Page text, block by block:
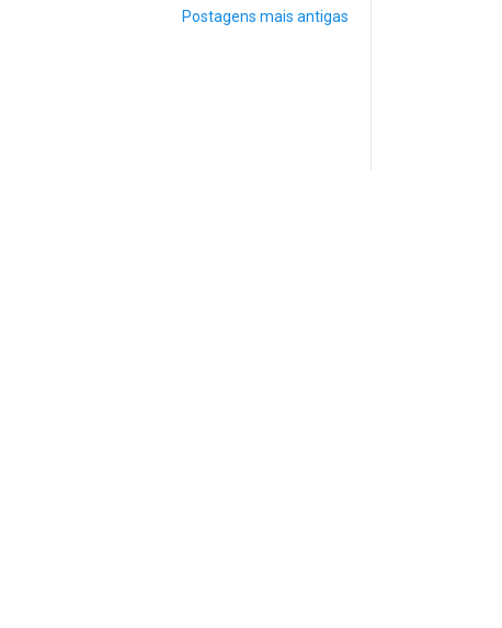
Postagens mais antigas